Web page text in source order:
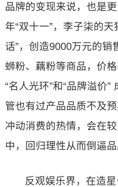
品牌的变现来说，也是
年“双十一”，李子柒的
话”，创造9000万元的销
蛳粉、藕粉等商品，价
“名人光环”和“品牌溢价
管也有过产品品质不及
冲动消费的热情，会在
中，回归理性从而倒逼品
反观娱乐界，在造